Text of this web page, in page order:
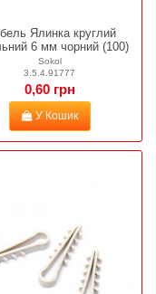
Ялинка круглий
6 мм чорний (100)
Sokol
3.5.4.91777
0,60 грн
У Кошик